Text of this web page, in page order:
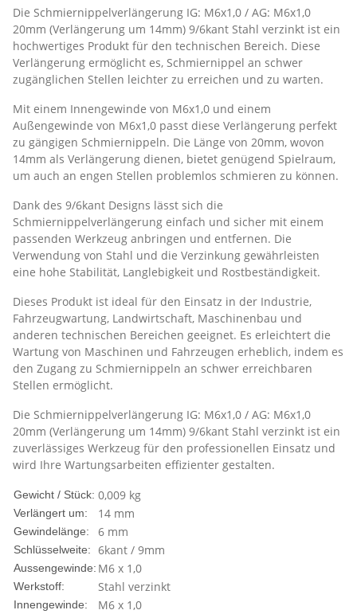
Die Schmiernippelverlängerung IG: M6x1,0 / AG: M6x1,0
20mm (Verlängerung um 14mm) 9/6kant Stahl verzinkt ist ein
hochwertiges Produkt für den technischen Bereich. Diese
Verlängerung ermöglicht es, Schmiernippel an schwer
zugänglichen Stellen leichter zu erreichen und zu warten.
Mit einem Innengewinde von M6x1,0 und einem
Außengewinde von M6x1,0 passt diese Verlängerung perfekt
zu gängigen Schmiernippeln. Die Länge von 20mm, wovon
14mm als Verlängerung dienen, bietet genügend Spielraum,
um auch an engen Stellen problemlos schmieren zu können.
Dank des 9/6kant Designs lässt sich die
Schmiernippelverlängerung einfach und sicher mit einem
passenden Werkzeug anbringen und entfernen. Die
Verwendung von Stahl und die Verzinkung gewährleisten
eine hohe Stabilität, Langlebigkeit und Rostbeständigkeit.
Dieses Produkt ist ideal für den Einsatz in der Industrie,
Fahrzeugwartung, Landwirtschaft, Maschinenbau und
anderen technischen Bereichen geeignet. Es erleichtert die
Wartung von Maschinen und Fahrzeugen erheblich, indem es
den Zugang zu Schmiernippeln an schwer erreichbaren
Stellen ermöglicht.
Die Schmiernippelverlängerung IG: M6x1,0 / AG: M6x1,0
20mm (Verlängerung um 14mm) 9/6kant Stahl verzinkt ist ein
zuverlässiges Werkzeug für den professionellen Einsatz und
wird Ihre Wartungsarbeiten effizienter gestalten.
Gewicht / Stück: 0,009 kg
Verlängert um: 14 mm
Gewindelänge: 6 mm
Schlüsselweite: 6kant / 9mm
Aussengewinde: M6 x 1,0
Werkstoff: Stahl verzinkt
Innengewinde: M6 x 1,0